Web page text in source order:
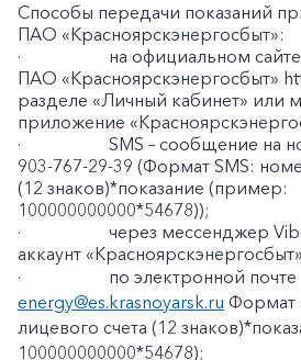
Способы передачи показаний
ПАО «Красноярскэнергосбыт»:
·
на официальном сайте
ПАО «Красноярскэнергосбыт»
разделе «Личный кабинет» или
приложение
·
SMS – сообщение на
903-767-29-39 (Формат SMS:
(12 знаков)*показание (пример:
100000000000*54678));
·
через мессенджер
аккаунт
·
по электронной почте
energy@es.krasnoyarsk.ru Формат
лицевого счета (12
100000000000*54678);